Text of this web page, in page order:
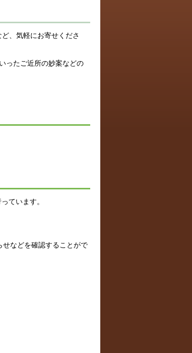
、気軽にお寄せくださ
ったご近所の妙案などの
ています。
せなどを確認することがで